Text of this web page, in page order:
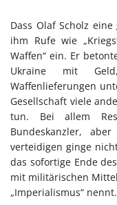
Dass Olaf Scholz
ihm Rufe wie
Waffen“ ein. Er
Ukraine mit
Waffenlieferungen
Gesellschaft viele
tun. Bei allem
Bundeskanzler,
verteidigen ginge
das sofortige Ende
mit militärischen
„Imperialismus“ nennt.